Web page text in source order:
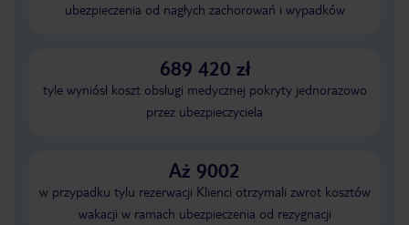
ubezpieczenia od nagłych zachorowań i wypadków
689 420 zł
tyle wyniósł koszt obsługi medycznej pokryty jednorazowo
przez ubezpieczyciela
Aż 9002
w przypadku tylu rezerwacji Klienci otrzymali zwrot kosztów
wakacji w ramach ubezpieczenia od rezygnacji